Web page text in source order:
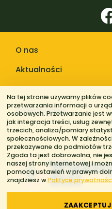
O nas
Aktualności
Galerie zdjęć
Na tej stronie używamy plików
przetwarzania informacji o
osobowych. Przetwarzanie jest
jak integracja treści, usług
trzecich, analiza/pomiary
społecznościowych. W
przekazywane do podmiotów
Zgoda ta jest dobrowolna, nie
naszej strony internetowej i
pomocą ustawień w prawym
znajdziesz wPolityce